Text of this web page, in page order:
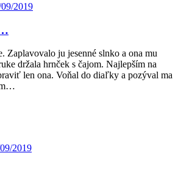
2019
Zaplavovalo ju jesenné slnko a ona mu
držala hrnček s čajom. Najlepším na
len ona. Voňal do diaľky a pozýval ma
2019